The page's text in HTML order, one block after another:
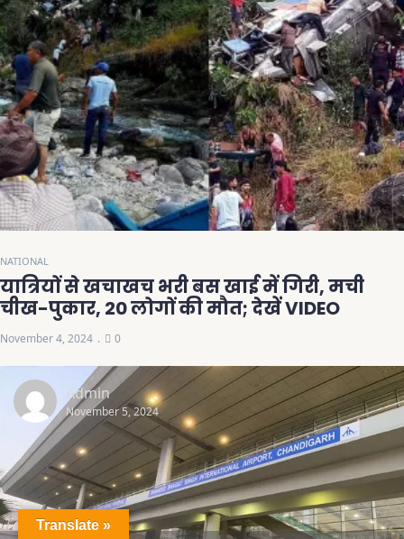
NATIONAL
यात्रियों से खचाखच भरी बस खाई में गिरी, मची
चीख-पुकार, 20 लोगों की मौत; देखें VIDEO
November 4, 2024 0
Admin
November 5, 2024
Translate »